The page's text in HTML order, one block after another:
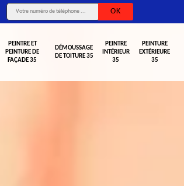
PEINTRE ET
PEINTURE DE
FAÇADE 35
DÉMOUSSAGE
DE TOITURE 35
PEINTRE
INTÉRIEUR
35
PEINTURE
EXTÉRIEURE
35